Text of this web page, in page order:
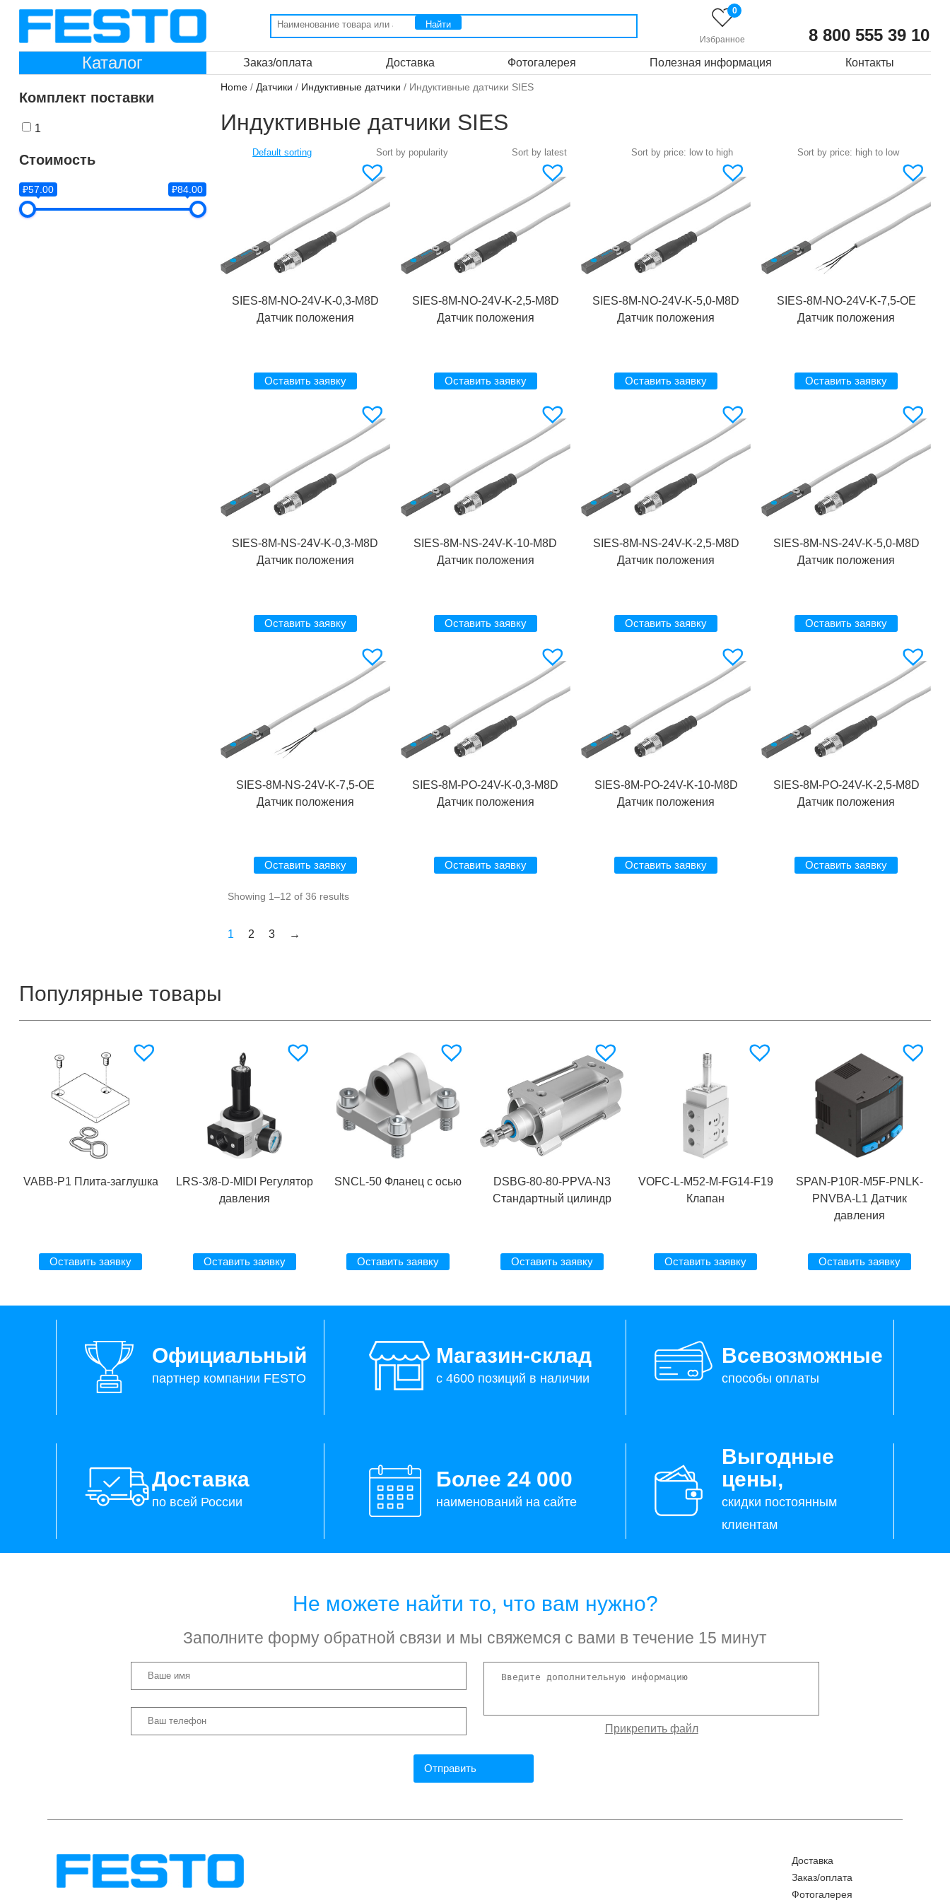
Избранное
0
8 800 555 39 10
Каталог
Заказ/оплата Доставка Фотогалерея Полезная информация Контакты
Комплект поставки
1
Стоимость
₽57.00 ₽84.00
Home/ Датчики / Индуктивные датчики / Индуктивные датчики SIES
Индуктивные датчики SIES
SIES-8M-NO-24V-K-0,3-M8D
Датчик положения
Оставить заявку
SIES-8M-NO-24V-K-2,5-M8D
Датчик положения
Оставить заявку
SIES-8M-NO-24V-K-5,0-M8D
Датчик положения
Оставить заявку
SIES-8M-NO-24V-K-7,5-OE
Датчик положения
Оставить заявку
SIES-8M-NS-24V-K-0,3-M8D
Датчик положения
Оставить заявку
SIES-8M-NS-24V-K-10-M8D
Датчик положения
Оставить заявку
SIES-8M-NS-24V-K-2,5-M8D
Датчик положения
Оставить заявку
SIES-8M-NS-24V-K-5,0-M8D
Датчик положения
Оставить заявку
SIES-8M-NS-24V-K-7,5-OE
Датчик положения
Оставить заявку
SIES-8M-PO-24V-K-0,3-M8D
Датчик положения
Оставить заявку
SIES-8M-PO-24V-K-10-M8D
Датчик положения
Оставить заявку
SIES-8M-PO-24V-K-2,5-M8D
Датчик положения
Оставить заявку
Showing 1–12 of 36 results
1 2 3 →
Популярные товары
VABB-P1 Плита-заглушка
Оставить заявку
LRS-3/8-D-MIDI Регулятор
давления
Оставить заявку
SNCL-50 Фланец с осью
Оставить заявку
DSBG-80-80-PPVA-N3
Стандартный цилиндр
Оставить заявку
VOFC-L-M52-M-FG14-F19
Клапан
Оставить заявку
SPAN-P10R-M5F-PNLK-
PNVBA-L1 Датчик
давления
Оставить заявку
Официальный
партнер компании FESTO
Магазин-склад
с 4600 позиций в наличии
Всевозможные
способы оплаты
Доставка
по всей России
Более 24 000
наименований на сайте
Выгодные
цены,
скидки постоянным
клиентам
Не можете найти то, что вам нужно?
Заполните форму обратной связи и мы свяжемся с вами в течение 15 минут
Доставка
Заказ/оплата
Фотогалерея